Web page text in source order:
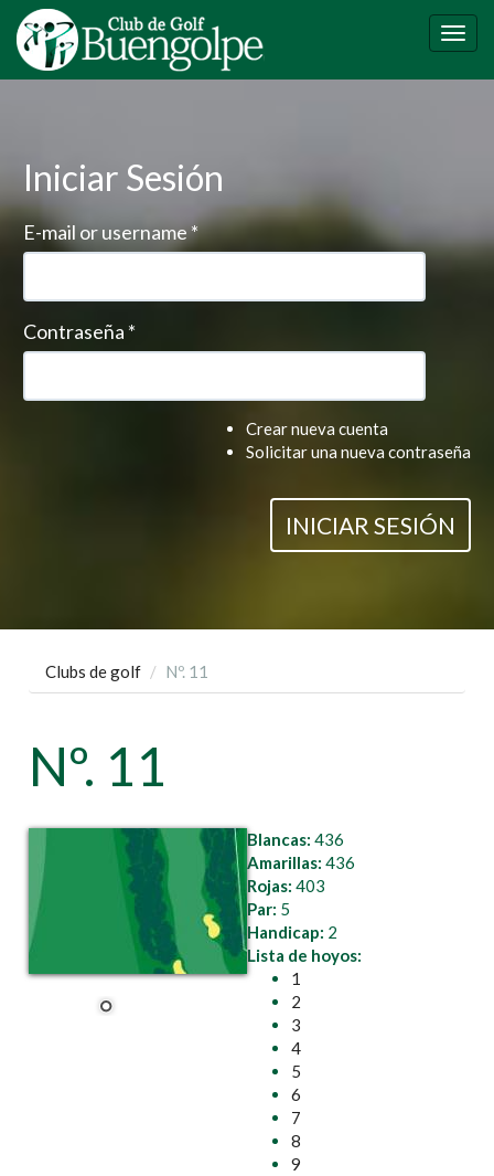
Pasar
contenido
principal
Iniciar Sesión
E-mail or username*
Contraseña *
Crear nueva cuenta
Solicitar una nueva contraseña
INICIAR SESIÓN
Clubs de golf Nº. 11
Nº. 11
Blancas: 436
Amarillas: 436
Rojas: 403
Par: 5
Handicap: 2
Lista de hoyos:
1
2
3
4
5
6
7
8
9